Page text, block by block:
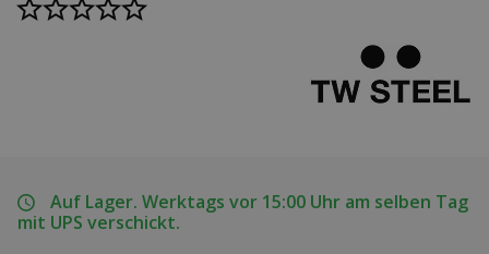
Auf Lager. Werktags vor 15:00 Uhr am selben Tag
mit UPS verschickt.